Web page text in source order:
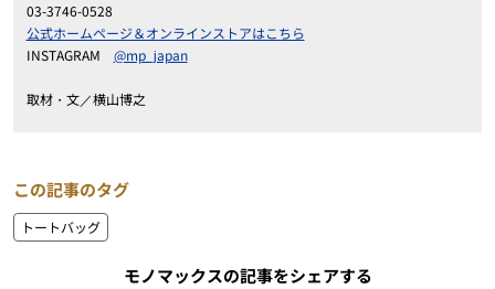
03-3746-0528
公式ホームページ＆オンラインストアはこちら
INSTAGRAM @mp_japan
取材・文／横山博之
この記事のタグ
トートバッグ
モノマックスの記事をシェアする